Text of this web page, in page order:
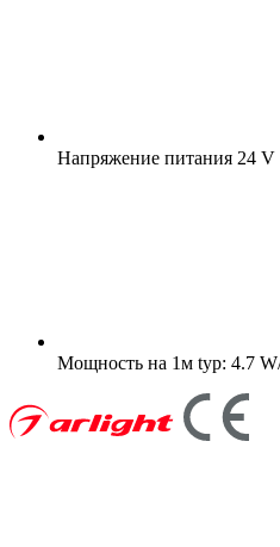
Напряжение питания 24 V
Мощность на 1м typ: 4.7